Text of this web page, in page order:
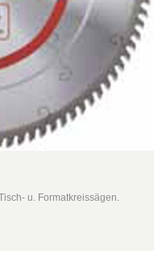
u. Formatkreissägen.